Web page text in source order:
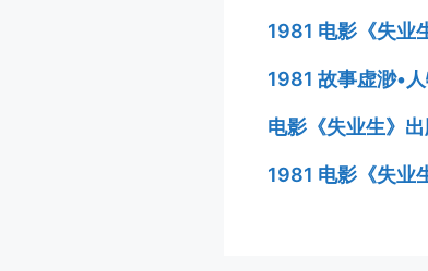
1981 电影《失业
1981 故事虚渺•
电影《失业生》
1981 电影《失业